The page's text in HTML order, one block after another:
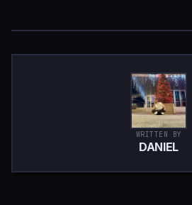
WRITTEN BY
DANIEL